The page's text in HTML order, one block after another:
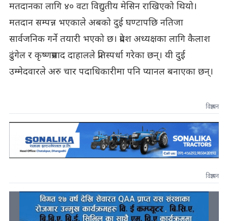
मतदानका लागि ४० वटा विद्युतीय मेसिन राखिएको थियो।
मतदान सम्पन्न भएकाले अबको दुई घण्टापछि नतिजा
सार्वजनिक गर्ने तयारी भएको छ। प्रदेश अध्यक्षका लागि कैलाश
ढुंगेल र कृष्णप्रसाद दाहालले प्रतिस्पर्धा गरेका छन्। यी दुई
उम्मेदवारले अरु चार पदाधिकारीमा पनि प्यानल बनाएका छन्।
विज्ञापन
विज्ञापन